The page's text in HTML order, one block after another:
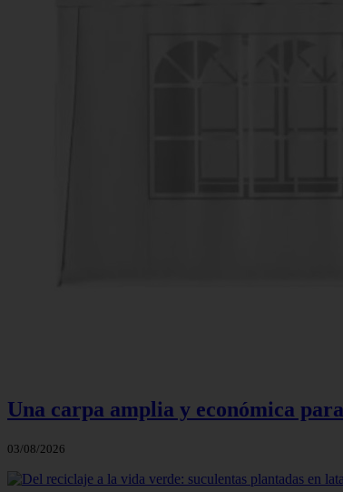
Una carpa amplia y económica
03/08/2026